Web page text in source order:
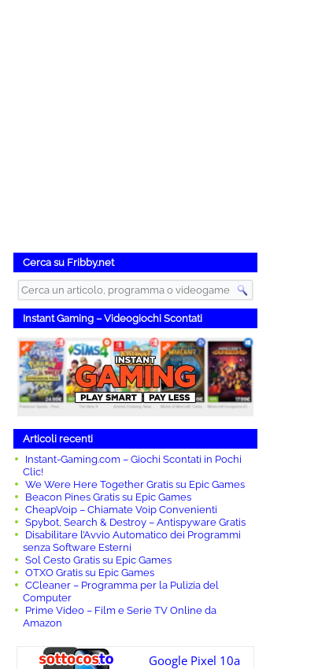
Cerca su Fribby.net
Instant Gaming – Videogiochi Scontati
Articoli recenti
Instant-Gaming.com – Giochi Scontati in Pochi
Clic!
We Were Here Together Gratis su Epic Games
Beacon Pines Gratis su Epic Games
CheapVoip – Chiamate Voip Convenienti
Spybot, Search & Destroy – Antispyware Gratis
Disabilitare l’Avvio Automatico dei Programmi
senza Software Esterni
Sol Cesto Gratis su Epic Games
OTXO Gratis su Epic Games
CCleaner – Programma per la Pulizia del
Computer
Prime Video – Film e Serie TV Online da
Amazon
Google Pixel 10a